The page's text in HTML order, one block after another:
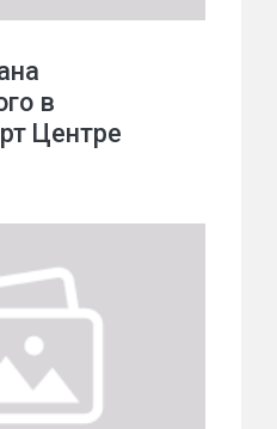
в
Центре